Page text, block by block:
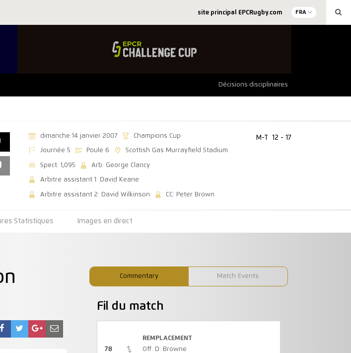
site principal EPCRugby.com FRA
Décisions disciplinaires
dimanche 14 janvier 2007 Champions Cup
Journée 5 Poule 6 Scottish Gas Murrayfield Stadium
Spect: 1,095 Arb: George Clancy
Arbitre assistant 1: David Keane
Arbitre assistant 2: David Wilkinson CC: Peter Brown
M-T 12 - 17
Statistiques Images en direct
Commentary Match Events
Fil du match
78
REMPLACEMENT
Off: D. Browne